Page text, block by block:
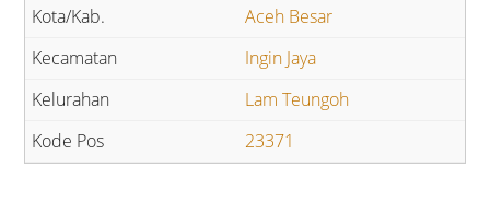
Aceh Besar
Ingin Jaya
Lam Teungoh
23371